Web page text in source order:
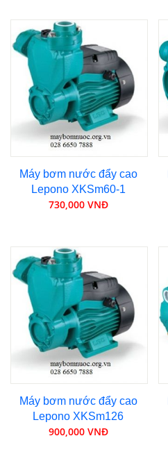
Máy bơm nước đẩy cao
Lepono XKSm60-1
730,000 VNĐ
Máy bơm nước đẩy cao
Lepono XKSm126
900,000 VNĐ